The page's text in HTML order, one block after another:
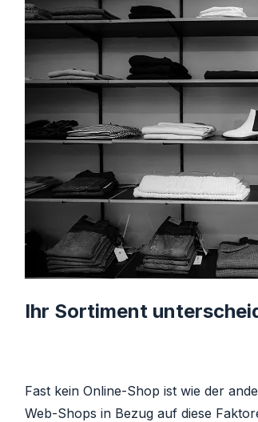
Ihr Sortiment
Fast kein Online-Shop ist wie der
Web-Shops in Bezug auf diese